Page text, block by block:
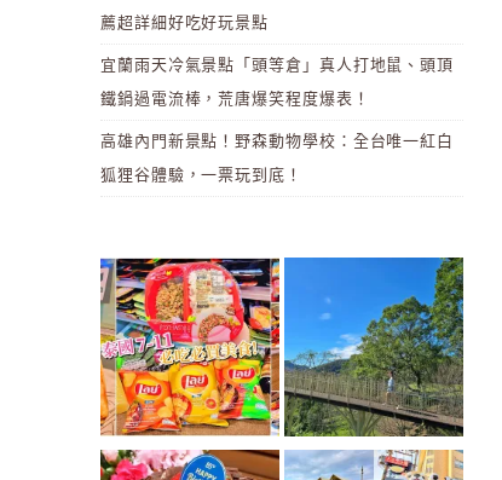
薦超詳細好吃好玩景點
宜蘭雨天冷氣景點「頭等倉」真人打地鼠、頭頂
鐵鍋過電流棒，荒唐爆笑程度爆表！
高雄內門新景點！野森動物學校：全台唯一紅白
狐狸谷體驗，一票玩到底！